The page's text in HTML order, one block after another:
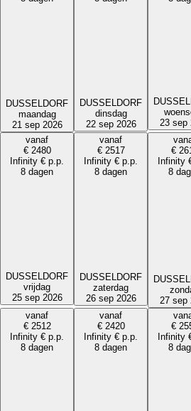
DUSSELDORF
maandag
21 sep 2026
DUSSELDORF
dinsdag
22 sep 2026
23 sep
vanaf
€ 2480
Infinity € p.p.
8 dagen
DUSSELDORF
vrijdag
25 sep 2026
vanaf
€ 2517
Infinity € p.p.
8 dagen
DUSSELDORF
zaterdag
26 sep 2026
€
Infinity
8
27 sep
vanaf
€ 2512
Infinity € p.p.
8 dagen
vanaf
€ 2420
Infinity € p.p.
8 dagen
€
Infinity
8